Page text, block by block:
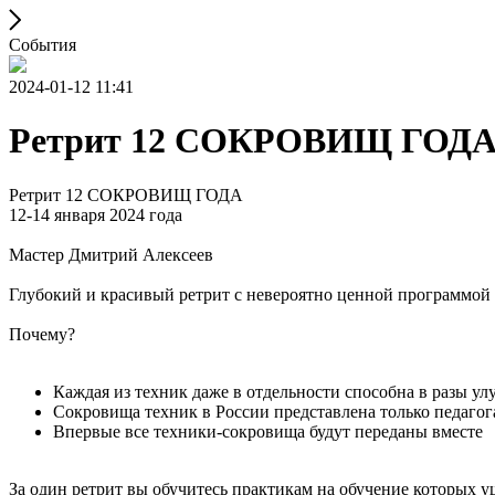
События
2024-01-12 11:41
Ретрит 12 СОКРОВИЩ
Ретрит 12 СОКРОВИЩ ГОДА
12-14 января 2024 года
Мастер Дмитрий Алексеев
Глубокий и красивый ретрит с невероятно ценной
Почему?
Каждая из техник даже в отдельности способна в разы
Сокровища техник в России представлена только
Впервые все техники-сокровища будут переданы вместе
За один ретрит вы обучитесь практикам на обучение которых